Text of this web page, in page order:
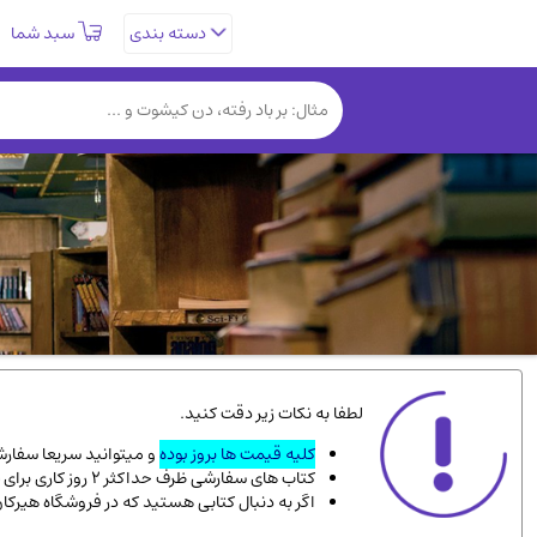
دسته بندی سبد شما
کتب نادر و کمیاب(19)
فلسفه و جامعه شناسی(151)
دانشگاهی و آموزشی(534)
ورزشی و تربیت بدنی
سیاسی(116)
کتاب های مصور رنگی و گلاسه(23)
دایره المعارف و فرهنگ
سینما و فیلم
زندگینامه شهدا
لطفا به نکات زیر دقت کنید.
کلیه قیمت ها بروز بودهو میتوانید سریعا
کتاب های سفارشی ظرف حداکثر 2 روز کاری برای پست پیشتاز، و 3 روز کاری برای پست سفارشی، به دست شما میرسد.
اگر به دنبال کتابی هستید که در فروشگاه